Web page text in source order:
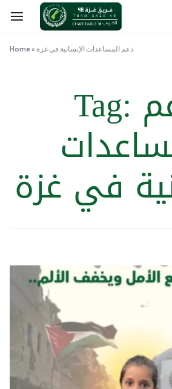
Home» دعم المساعدات الإنسانية في غزة
Tag:
في غزة